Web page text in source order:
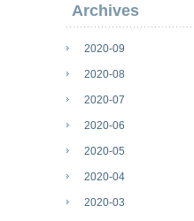
Archives
2020-09
2020-08
2020-07
2020-06
2020-05
2020-04
2020-03